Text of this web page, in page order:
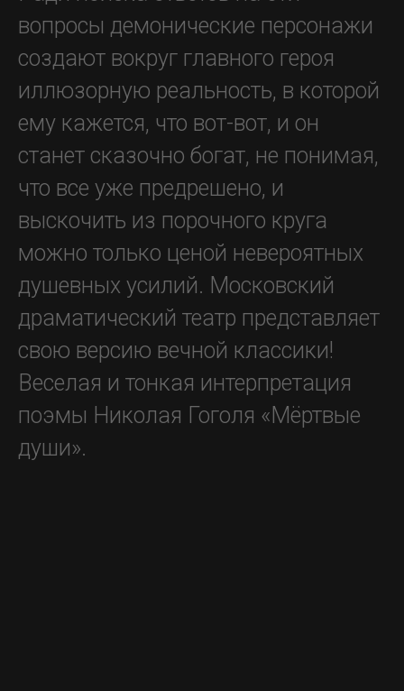
вопросы демонические персонажи
создают вокруг главного героя
иллюзорную реальность, в которой
ему кажется, что вот-вот, и он
станет сказочно богат, не понимая,
что все уже предрешено, и
выскочить из порочного круга
можно только ценой невероятных
душевных усилий. Московский
драматический театр представляет
свою версию вечной классики!
Веселая и тонкая интерпретация
поэмы Николая Гоголя «Мёртвые
души».